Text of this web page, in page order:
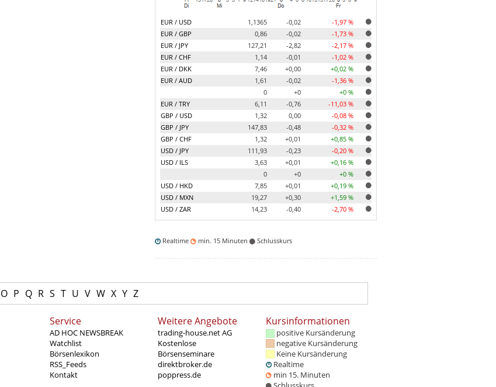
EUR / USD 1,1365 -0,02
-1,97 %
EUR / GBP
0,86 -0,02
-1,73 %
EUR / JPY
127,21 -2,82
-2,17 %
EUR / CHF
1,14 -0,01
-1,02 %
EUR / DKK
7,46 +0,00
+0,02 %
EUR / AUD
1,61 -0,02
-1,36 %
0
+0
+0 %
EUR / TRY
6,11 -0,76
-11,03 %
GBP / USD
1,32 0,00
-0,08 %
GBP / JPY
147,83 -0,48
-0,32 %
GBP / CHF
1,32 +0,01
+0,85 %
USD / JPY
111,93 -0,23
-0,20 %
USD / ILS
3,63 +0,01
+0,16 %
0
+0
+0 %
USD / HKD
7,85 +0,01
+0,19 %
USD / MXN
19,27 +0,30
+1,59 %
USD / ZAR
14,23 -0,40 -2,70 %
Realtime min. 15 Minuten Schlusskurs
O P Q R S T U V W X Y Z
Service
AD HOC NEWSBREAK
Watchlist
Börsenlexikon
RSS_Feeds
Kontakt
Weitere Angebote
trading-house.net AG
Kostenlose
Börsenseminare
direktbroker.de
poppress.de
Kursinformationen
positive Kursänderung
negative Kursänderung
Keine Kursänderung
Realtime
min 15. Minuten